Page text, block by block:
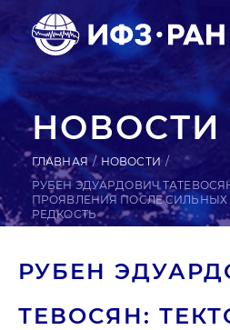
НОВОСТИ
ГЛАВНАЯ
НОВОСТИ
РУБЕН ЭДУАРДОВИЧ
ПРОЯВЛЕНИЯ ПОСЛЕ СИЛЬНЫХ
РЕДКОСТЬ
РУБЕН
ТЕВО­СЯН: